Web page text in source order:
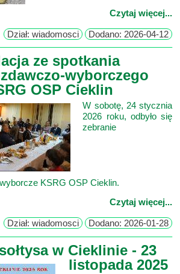
Czytaj więcej...
Dział: wiadomosci Dodano: 2026-04-12
ze spotkania
wyborczego
OSP Cieklin
W sobotę, 24 stycznia
2026 roku, odbyło się
zebranie
KSRG OSP Cieklin.
Czytaj więcej...
Dział: wiadomosci Dodano: 2026-01-28
w Cieklinie - 23
listopada 2025